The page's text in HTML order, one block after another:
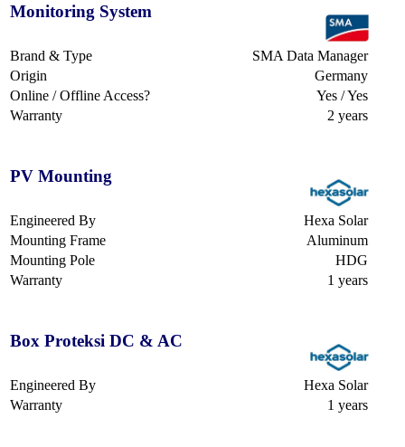
Monitoring System
Brand & Type
SMA Data Manager
Origin
Germany
Online / Offline Access?
Yes / Yes
Warranty
2 years
PV Mounting
Engineered By
Hexa Solar
Mounting Frame
Aluminum
Mounting Pole
HDG
Warranty
1 years
Box Proteksi DC & AC
Engineered By
Hexa Solar
Warranty
1 years